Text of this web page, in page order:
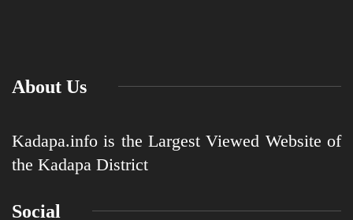
About Us
Kadapa.info is the Largest Viewed Website of
the Kadapa District
Social